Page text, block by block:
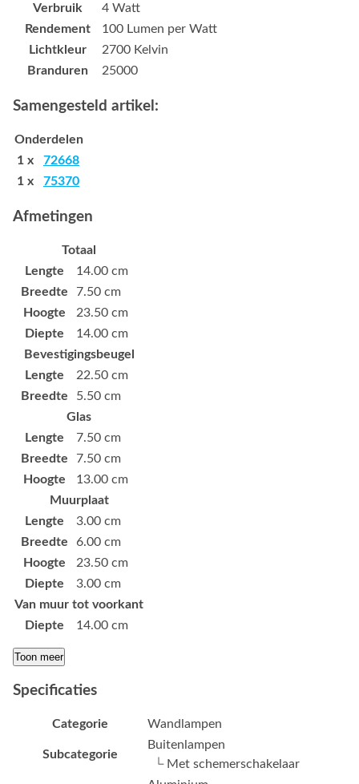
Verbruik
4 Watt
Rendement
100 Lumen per Watt
Lichtkleur
2700 Kelvin
Branduren
25000
Samengesteld artikel:
Onderdelen
1 x 72668
1 x 75370
Afmetingen
Totaal
Lengte
14.00 cm
Breedte
7.50 cm
Hoogte
23.50 cm
Diepte
14.00 cm
Bevestigingsbeugel
Lengte
22.50 cm
Breedte
5.50 cm
Glas
Lengte
7.50 cm
Breedte
7.50 cm
Hoogte
13.00 cm
Muurplaat
Lengte
3.00 cm
Breedte
6.00 cm
Hoogte
23.50 cm
Diepte
3.00 cm
Van muur tot voorkant
Diepte
14.00 cm
Toon meer
Specificaties
Categorie Wandlampen
Subcategorie
Buitenlampen
└ Met schemerschakelaar